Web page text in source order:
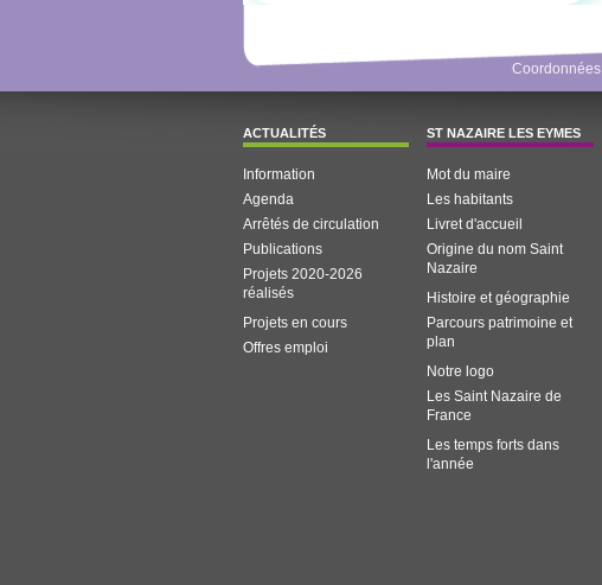
Coordonnées
ACTUALITÉS
Information
Agenda
Arrêtés de circulation
Publications
Projets 2020-2026
réalisés
Projets en cours
Offres emploi
ST NAZAIRE LES EYMES
Mot du maire
Les habitants
Livret d'accueil
Origine du nom Saint
Nazaire
Histoire et géographie
Parcours patrimoine et
plan
Notre logo
Les Saint Nazaire de
France
Les temps forts dans
l'année